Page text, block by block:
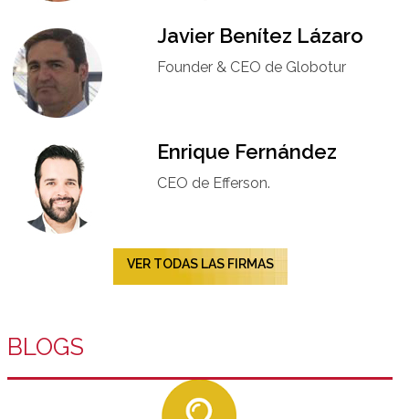
Javier Benítez Lázaro
Founder & CEO de Globotur​
Enrique Fernández
CEO de Efferson.
VER TODAS LAS FIRMAS
BLOGS